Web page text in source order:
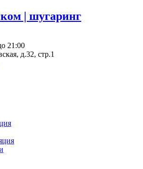
| шугаринг
21:00
д.32, стр.1